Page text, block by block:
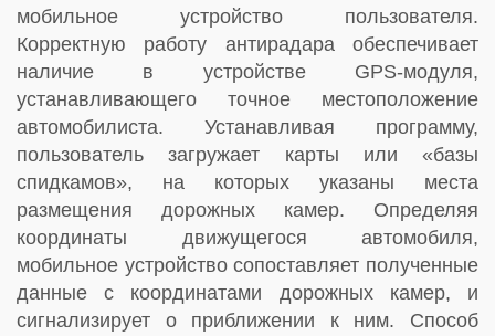
мобильное устройство пользователя.
Корректную работу антирадара обеспечивает
наличие в устройстве GPS-модуля,
устанавливающего точное местоположение
автомобилиста. Устанавливая программу,
пользователь загружает карты или «базы
спидкамов», на которых указаны места
размещения дорожных камер. Определяя
координаты движущегося автомобиля,
мобильное устройство сопоставляет полученные
данные с координатами дорожных камер, и
сигнализирует о приближении к ним. Способ